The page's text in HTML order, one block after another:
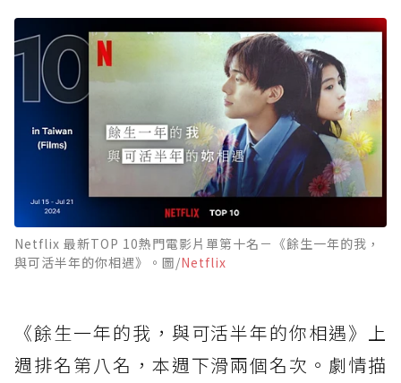
Netflix 最新TOP 10熱門電影片單第十名－《餘生一年的我，
與可活半年的你相遇》。圖/Netflix
《餘生一年的我，與可活半年的你相遇》上
週排名第八名，本週下滑兩個名次。劇情描